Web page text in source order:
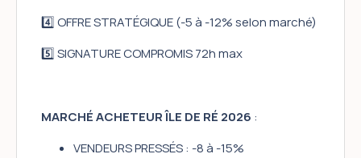
4️⃣ OFFRE STRATÉGIQUE (-5 à -12% selon marché)
5️⃣ SIGNATURE COMPROMIS 72h max
MARCHÉ ACHETEUR ÎLE DE RÉ 2026 :
VENDEURS PRESSÉS : -8 à -15%